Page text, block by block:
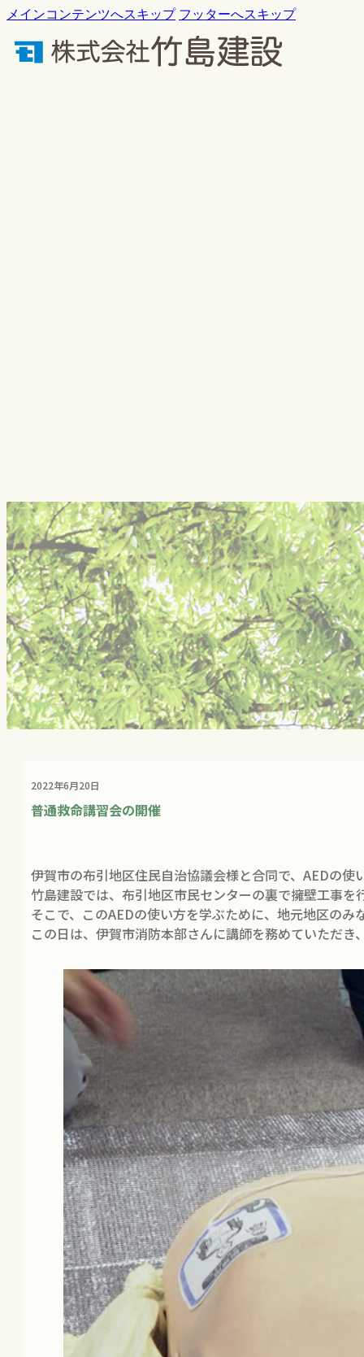
メインコンテンツへスキップ フッターへスキップ
2022年6月20日
普通救命講習会の開催
伊賀市の布引地区住民自治協議会様と合同で、AEDの
竹島建設では、布引地区市民センターの裏で擁壁工事
そこで、このAEDの使い方を学ぶために、地元地区の
この日は、伊賀市消防本部さんに講師を務めていただ